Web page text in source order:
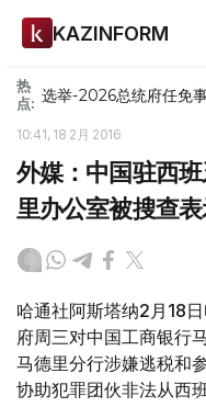
KAZINFORM
热
点: 选举-2026总统府任免
10:41, 18 2月 2016
外媒：中国驻西
里办公室被搜查
哈通社阿斯塔纳2月18
府周三对中国工商银行
马德里分行涉嫌逃税和
协助犯罪团伙非法从西